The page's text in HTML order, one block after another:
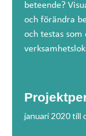
beteende?
och förändra
och testas som
januari 2020 till